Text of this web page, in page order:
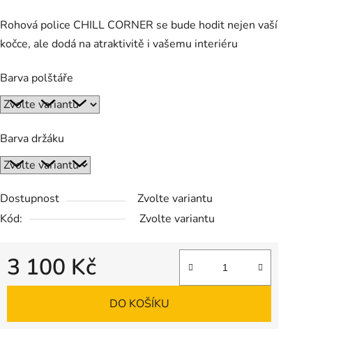
produktu
je
z
5
Rohová police CHILL CORNER se bude hodit nejen vaší
kočce, ale dodá na atraktivitě i vašemu interiéru
Barva polštáře
Barva držáku
Dostupnost
Zvolte variantu
Kód:
Zvolte variantu
3 100 Kč
Měrná cena:
DO KOŠÍKU